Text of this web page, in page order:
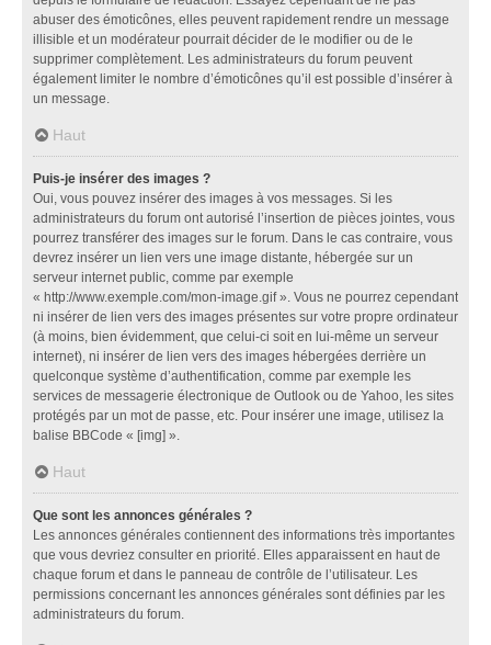
abuser des émoticônes, elles peuvent rapidement rendre un message
illisible et un modérateur pourrait décider de le modifier ou de le
supprimer complètement. Les administrateurs du forum peuvent
également limiter le nombre d’émoticônes qu’il est possible d’insérer à
un message.
Haut
Puis-je insérer des images ?
Oui, vous pouvez insérer des images à vos messages. Si les
administrateurs du forum ont autorisé l’insertion de pièces jointes, vous
pourrez transférer des images sur le forum. Dans le cas contraire, vous
devrez insérer un lien vers une image distante, hébergée sur un
serveur internet public, comme par exemple
« http://www.exemple.com/mon-image.gif ». Vous ne pourrez cependant
ni insérer de lien vers des images présentes sur votre propre ordinateur
(à moins, bien évidemment, que celui-ci soit en lui-même un serveur
internet), ni insérer de lien vers des images hébergées derrière un
quelconque système d’authentification, comme par exemple les
services de messagerie électronique de Outlook ou de Yahoo, les sites
protégés par un mot de passe, etc. Pour insérer une image, utilisez la
balise BBCode « [img] ».
Haut
Que sont les annonces générales ?
Les annonces générales contiennent des informations très importantes
que vous devriez consulter en priorité. Elles apparaissent en haut de
chaque forum et dans le panneau de contrôle de l’utilisateur. Les
permissions concernant les annonces générales sont définies par les
administrateurs du forum.